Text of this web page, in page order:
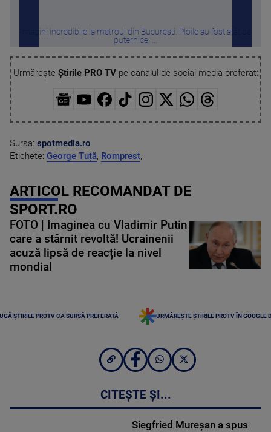
Imagini incredibile la metroul din București. Ploile au fost atât de
puternice, ...
Urmărește Știrile PRO TVpe canalul de social media preferat:
Sursa: spotmedia.ro
Etichete: George Tuță, Romprest,
ARTICOL RECOMANDAT DE
SPORT.RO
FOTO | Imaginea cu Vladimir Putin
care a stârnit revoltă! Ucrainenii
acuză lipsă de reacție la nivel
mondial
ȘTIRILE PROTV CA SURSĂ PREFERATĂ URMĂREȘTE ȘTIRILE PROTV ÎN GOOGLE
CITEȘTE ȘI...
Siegfried Mureșan a spus